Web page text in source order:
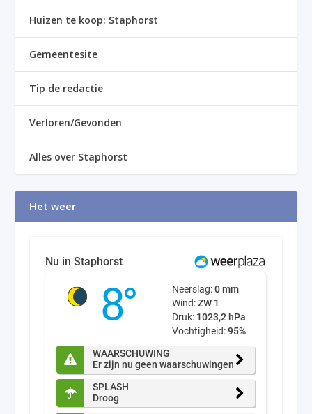
Huizen te koop: Staphorst
Gemeentesite
Tip de redactie
Verloren/Gevonden
Alles over Staphorst
Het weer